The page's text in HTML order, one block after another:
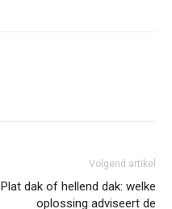
Volgend artikel
Plat dak of hellend dak: welke
oplossing adviseert de